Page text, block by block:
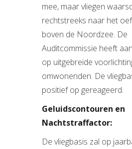
mee, maar vliegen
rechtstreeks naar het
boven de Noordzee. De
Auditcommissie heeft
op uitgebreide
omwonenden. De
positief op gereageerd.
Geluidscontouren en
Nachtstraffactor:
De vliegbasis zal op